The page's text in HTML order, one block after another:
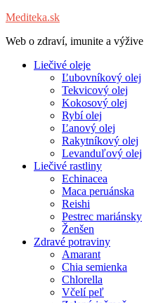
Mediteka.sk
Web o zdraví, imunite a výžive
Liečivé oleje
Ľubovníkový olej
Tekvicový olej
Kokosový olej
Rybí olej
Ľanový olej
Rakytníkový olej
Levanduľový olej
Liečivé rastliny
Echinacea
Maca peruánska
Reishi
Pestrec mariánsky
Ženšen
Zdravé potraviny
Amarant
Chia semienka
Chlorella
Včelí peľ